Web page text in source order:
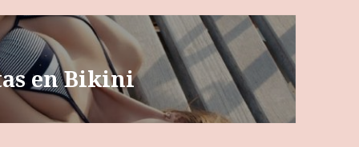
en Bikini